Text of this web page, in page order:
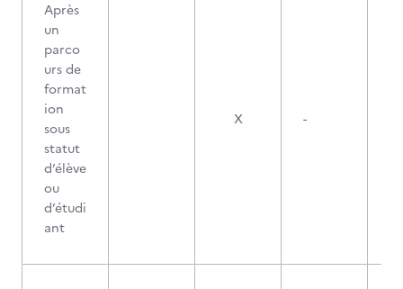
Après
un
parco
urs de
format
ion
sous
statut
d’élève
ou
d’étudi
ant
X -